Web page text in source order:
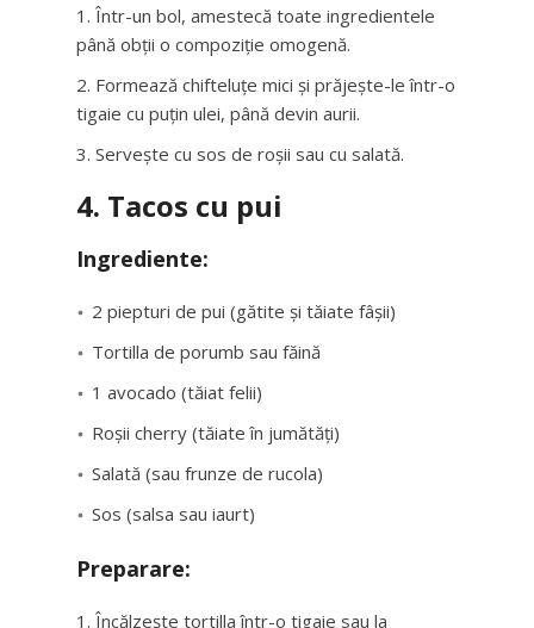
Într-un bol, amestecă toate ingredientele
până obții o compoziție omogenă.
Formează chifteluțe mici și prăjește-le într-o
tigaie cu puțin ulei, până devin aurii.
Servește cu sos de roșii sau cu salată.
4. Tacos cu pui
Ingrediente:
2 piepturi de pui (gătite și tăiate fâșii)
Tortilla de porumb sau făină
1 avocado (tăiat felii)
Roșii cherry (tăiate în jumătăți)
Salată (sau frunze de rucola)
Sos (salsa sau iaurt)
Preparare:
Încălzește tortilla într-o tigaie sau la